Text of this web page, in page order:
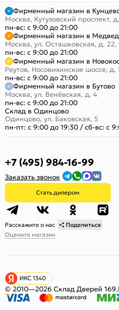
Фирменный магазин в
Москва, Кутузовский проспект,
пн-вс: с 9:00 до 21:00
Фирменный магазин в
Москва, ул. Осташковская, д. 22,
пн-вс: с 9:00 до 21:00
Фирменный магазин в
Реутов, Носовихинское шоссе, д.
пн-вс: с 9:00 до 21:00
Фирменный магазин в Бутово
Москва, ул. Венёвская, д. 4
пн-вс: с 9:00 до 21:00
Склад в Одинцово
Одинцово, ул. Баковская, 5
пн-пт: с 9:00 до 19:30 /сб-вс: с
+7 (495) 984-16-99
Заказать звонок
Стать дилером
Расскажите о нас
Поделиться
Оцените магазин
ИКС 1340
© 2010—2026 Склад Дверей